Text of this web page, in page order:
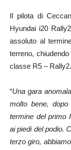
Il pilota di
Hyundai i20
assoluto al
terreno,
classe R5 – Rally2.
“Una gara
molto bene,
termine del primo
ai piedi del podio.
terzo giro,